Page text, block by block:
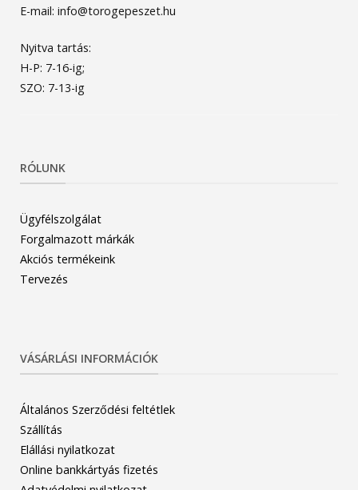
E-mail: info@torogepeszet.hu
Nyitva tartás:
H-P: 7-16-ig;
SZO: 7-13-ig
RÓLUNK
Ügyfélszolgálat
Forgalmazott márkák
Akciós termékeink
Tervezés
VÁSÁRLÁSI INFORMÁCIÓK
Általános Szerződési feltétlek
Szállítás
Elállási nyilatkozat
Online bankkártyás fizetés